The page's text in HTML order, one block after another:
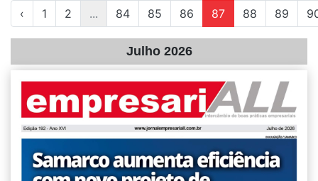
‹ 1 2 ... 84 85 86 87 88 89
Julho 2026